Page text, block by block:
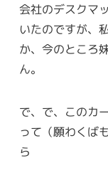
会社のデスクマ
いたのですが、
か、今のところ
ん。
で、で、このカ
って（願わくば
ら